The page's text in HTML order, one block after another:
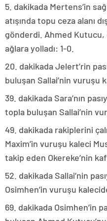
5. dakikada Mertens’in
atışında topu ceza alanı
gönderdi. Ahmed
ağlara yolladı: 1-0.
20. dakikada Jelert’rin
buluşan Sallai’nin vuruşu
39. dakikada Sara’nın
topla buluşan Sallai’nin
49. dakikada rakiplerini
Maxim’in vuruşu kaleci
takip eden Okereke’nin
52. dakikada Sallai’nin
Osimhen’in vuruşu
69. dakikada Osimhen’in